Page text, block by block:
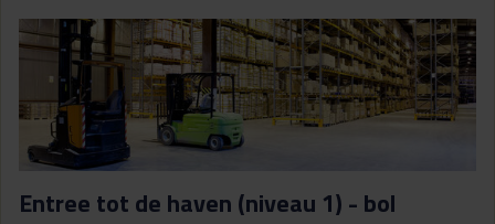
Entree tot de haven (niveau 1) - bol